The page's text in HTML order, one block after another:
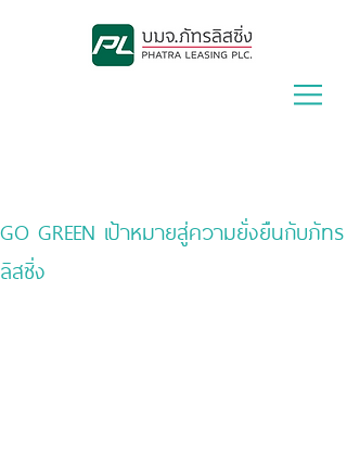
GO GREEN เป้าหมายสู่ความยั่งยืนกับภัทร
ลิสซิ่ง